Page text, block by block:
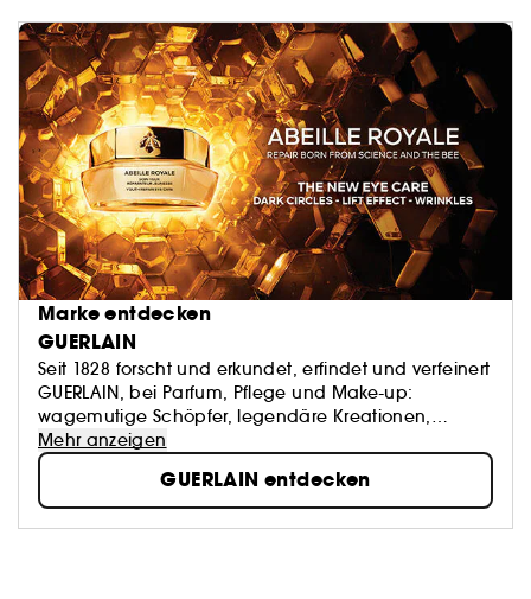
Marke entdecken
GUERLAIN
Seit 1828 forscht und erkundet, erfindet und verfeinert
GUERLAIN, bei Parfum, Pflege und Make-up:
wagemutige Schöpfer, legendäre Kreationen,
unvergängliches Savoir-faire. Natur und Kunst als
Inspirationsquellen – die Kultur des Schönen als
Mehr anzeigen
GUERLAIN entdecken